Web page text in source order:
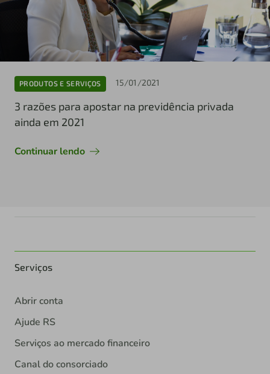
PRODUTOS E SERVIÇOS 15/01/2021
3 razões para apostar na previdência privada
ainda em 2021
Continuar lendo
Serviços
Abrir conta
Ajude RS
Serviços ao mercado financeiro
Canal do consorciado